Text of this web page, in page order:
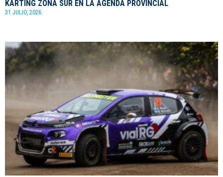
KARTING ZONA SUR EN LA AGENDA PROVINCIAL
31 JULIO, 2026